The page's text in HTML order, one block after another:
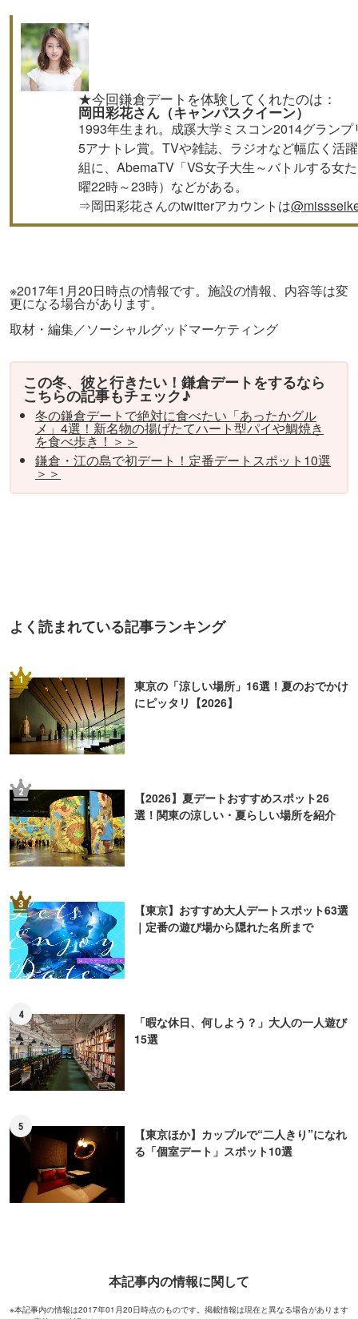
★今回鎌倉デートを体験してくれたのは：
岡田彩花さん（キャンパスクイーン）
1993年生まれ。成蹊大学ミスコン2014グラン
5アナトレ賞。TVや雑誌、ラジオなど幅広く活
組に、AbemaTV「VS女子大生～バトルする女
曜22時～23時）などがある。
⇒岡田彩花さんのtwitterアカウントは
※2017年1月20日時点の情報です。施設の情報、内容等は変
更になる場合があります。
取材・編集／ソーシャルグッドマーケティング
この冬、彼と行きたい！鎌倉デートをするなら
こちらの記事もチェック♪
冬の鎌倉デートで絶対に食べたい「あったかグル
メ」4選！新名物の揚げたてハート型パイや鯛焼き
を食べ歩き！＞＞
鎌倉・江の島で初デート！定番デートスポット10選
＞＞
よく読まれている記事ランキング
1
東京の「涼しい場所」16選！夏のおでかけ
にピッタリ【2026】
2
【2026】夏デートおすすめスポット26
選！関東の涼しい・夏らしい場所を紹介
3
【東京】おすすめ大人デートスポット63選
｜定番の遊び場から隠れた名所まで
4
「暇な休日、何しよう？」大人の一人遊び
15選
5
【東京ほか】カップルで“二人きり”になれ
る「個室デート」スポット10選
本記事内の情報に関して
※本記事内の情報は2017年01月20日時点のものです。掲載情報は現在と異なる場合があります